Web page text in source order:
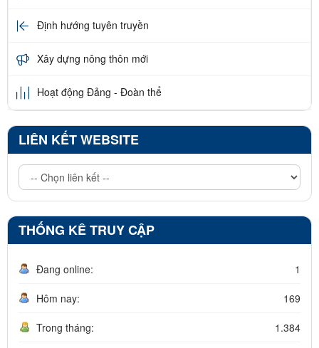
Định hướng tuyên truyền
Xây dựng nông thôn mới
Hoạt động Đảng - Đoàn thể
LIÊN KẾT WEBSITE
THỐNG KÊ TRUY CẬP
Đang online: 1
Hôm nay: 169
Trong tháng: 1.384